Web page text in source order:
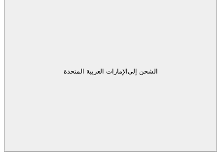
الشحن إلىالإمارات العربية المتحدة